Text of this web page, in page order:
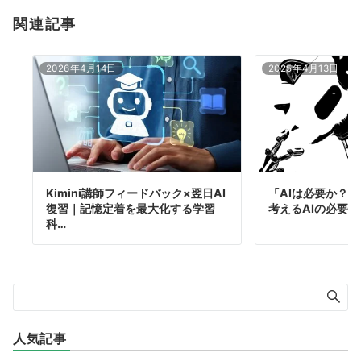
関連記事
2026年4月14日
Kimini講師フィードバック×翌日AI
復習｜記憶定着を最大化する学習
科…
2025年4月13日
「AIは必要か？
考えるAIの必要
人気記事